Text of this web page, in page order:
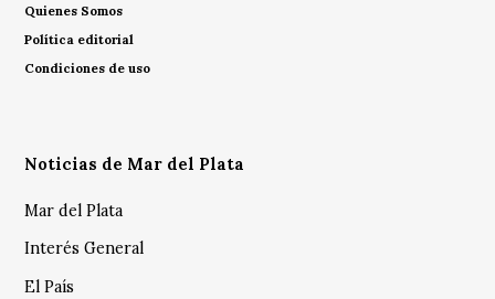
Quienes Somos
Política editorial
Condiciones de uso
Noticias de Mar del Plata
Mar del Plata
Interés General
El País